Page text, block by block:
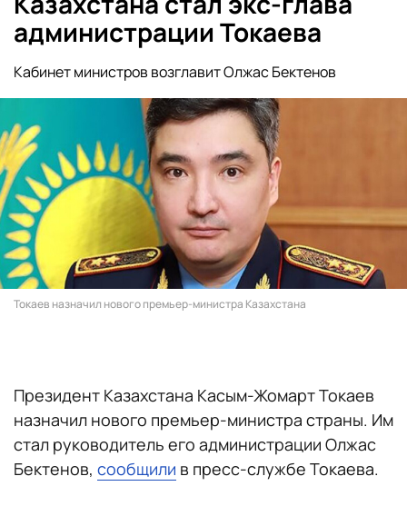
администрации Токаева
Кабинет министров возглавит Олжас Бектенов
Токаев назначил нового премьер-министра Казахстана
Президент Казахстана Касым-Жомарт Токаев
назначил нового премьер-министра страны. Им
стал руководитель его администрации Олжас
Бектенов, сообщили в пресс-службе Токаева.